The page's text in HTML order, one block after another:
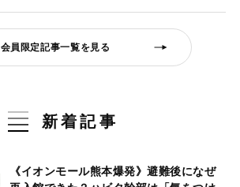
会員限定記事一覧を見る
新着記事
《イオンモール熊本爆発》避難後になぜ